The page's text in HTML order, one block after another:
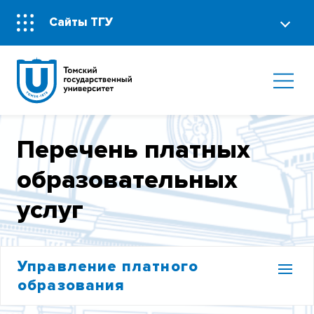
Сайты ТГУ
Перечень платных
образовательных
услуг
Управление платного
образования